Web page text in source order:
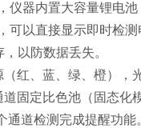
仪器内置大容量锂电
可以直接显示即时检
以防数据丢失。
红、蓝、绿、橙），
道固定比色池（固态化
通道检测完成提醒功能